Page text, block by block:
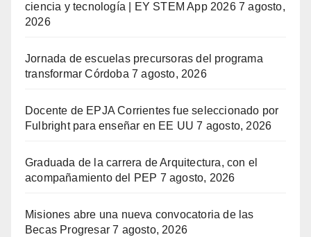
ciencia y tecnología | EY STEM App 2026 7 agosto,
2026
Jornada de escuelas precursoras del programa
transformar Córdoba 7 agosto, 2026
Docente de EPJA Corrientes fue seleccionado por
Fulbright para enseñar en EE UU 7 agosto, 2026
Graduada de la carrera de Arquitectura, con el
acompañamiento del PEP 7 agosto, 2026
Misiones abre una nueva convocatoria de las
Becas Progresar 7 agosto, 2026